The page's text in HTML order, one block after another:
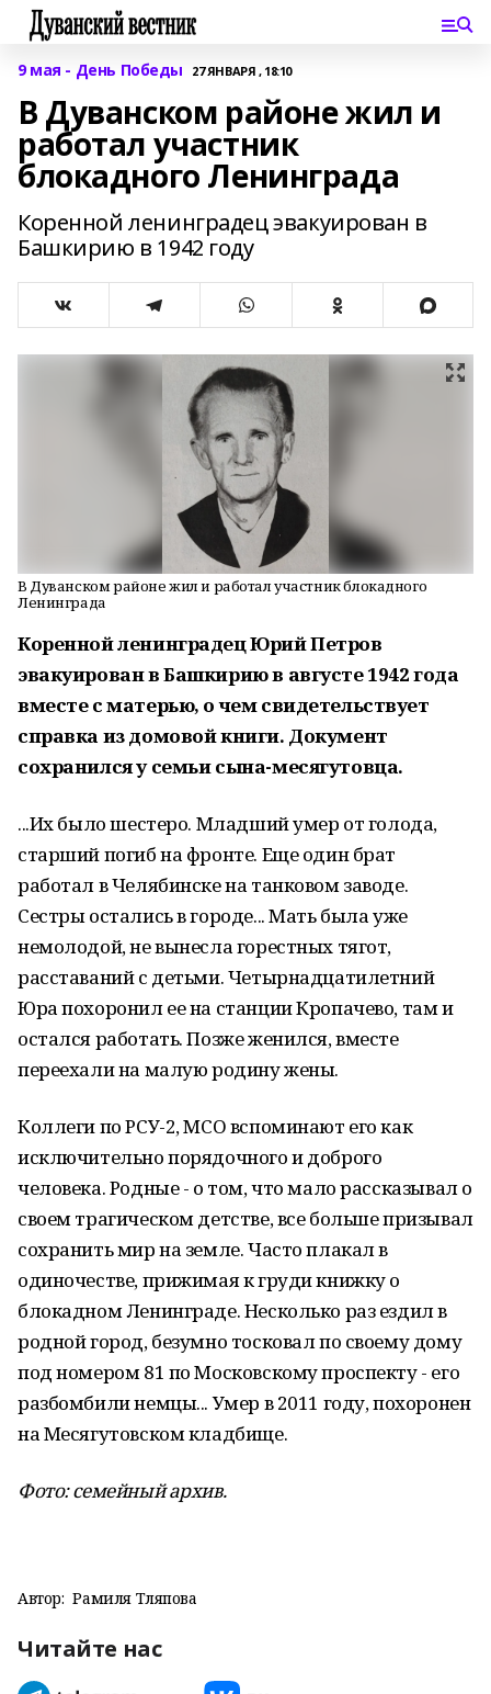
9 мая - День Победы 27 ЯНВАРЯ , 18:10
В Дуванском районе жил и
работал участник
блокадного Ленинграда
Коренной ленинградец эвакуирован в
Башкирию в 1942 году
В Дуванском районе жил и работал участник блокадного
Ленинграда
Коренной ленинградец Юрий Петров
эвакуирован в Башкирию в августе 1942 года
вместе с матерью, о чем свидетельствует
справка из домовой книги. Документ
сохранился у семьи сына-месягутовца.
...Их было шестеро. Младший умер от голода,
старший погиб на фронте. Еще один брат
работал в Челябинске на танковом заводе.
Сестры остались в городе... Мать была уже
немолодой, не вынесла горестных тягот,
расставаний с детьми. Четырнадцатилетний
Юра похоронил ее на станции Кропачево, там и
остался работать. Позже женился, вместе
переехали на малую родину жены.
Коллеги по РСУ-2, МСО вспоминают его как
исключительно порядочного и доброго
человека. Родные - о том, что мало рассказывал о
своем трагическом детстве, все больше призывал
сохранить мир на земле. Часто плакал в
одиночестве, прижимая к груди книжку о
блокадном Ленинграде. Несколько раз ездил в
родной город, безумно тосковал по своему дому
под номером 81 по Московскому проспекту - его
разбомбили немцы... Умер в 2011 году, похоронен
на Месягутовском кладбище.
Фото: семейный архив.
Автор: Рамиля Тляпова
Читайте нас